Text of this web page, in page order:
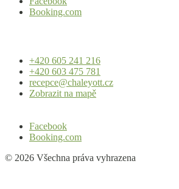
Booking.com
+420 605 241 216
+420 603 475 781
recepce@chaleyott.cz
Zobrazit na mapě
Facebook
Booking.com
© 2026 Všechna práva vyhrazena